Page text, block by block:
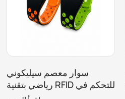
سوار معصم سيليكوني
رياضي بتقنية RFID للتحكم في
الوصول وإدارة العضوية